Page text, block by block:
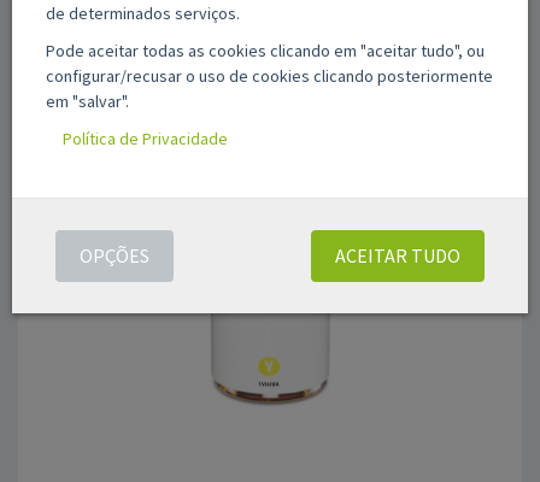
de determinados serviços.
Pode aceitar todas as cookies clicando em "aceitar tudo", ou
configurar/recusar o uso de cookies clicando posteriormente
em "salvar".
Política de Privacidade
ACEITAR TUDO
OPÇÕES